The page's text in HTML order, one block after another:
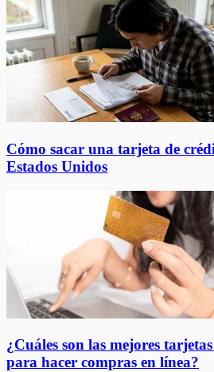
Cómo sacar una tarjeta de
Estados Unidos
¿Cuáles son las mejores
para hacer compras en línea?